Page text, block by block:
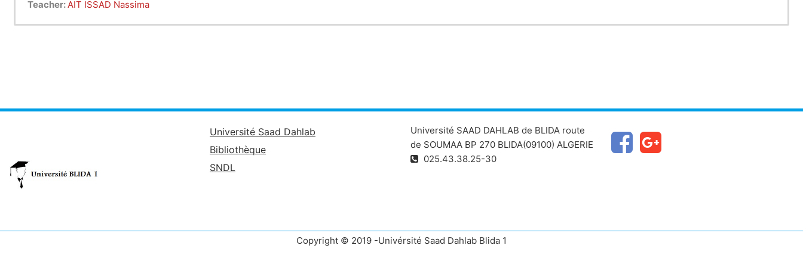
Teacher:AIT ISSAD Nassima
Université Saad Dahlab
Bibliothèque
SNDL
Université SAAD DAHLAB de BLIDA route
de SOUMAA BP 270 BLIDA(09100) ALGERIE
025.43.38.25-30
Copyright © 2019 -Univérsité Saad Dahlab Blida 1